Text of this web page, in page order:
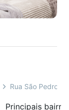
Rua São Pedro
Principais